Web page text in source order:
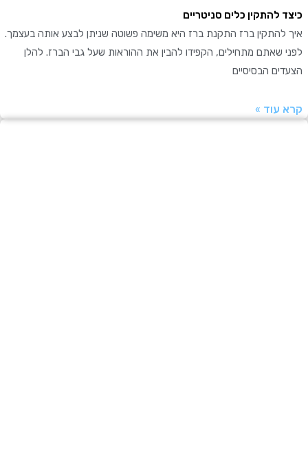
להתקין כלים סניטריים
ברז התקנת ברז היא משימה פשוטה שניתן לבצע אותה בעצמך.
שאתם מתחילים, הקפידו להבין את ההוראות שעל גבי הברז. להלן
הבסיסיים
»